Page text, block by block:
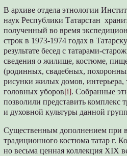
В архиве отдела этнологии
наук Республики Татарстан
полученный во время
строк в 1973-1974 годах в
результате бесед с татарами-
сведения о жилище, костюме,
(родинных, свадебных,
рисунки жилых домов,
головных уборов[i]. Собранные
позволили представить комплекс
и духовной культуры данной
Существенным дополнением при
традиционного костюма татар г.
но весьма ценная коллекция XIX